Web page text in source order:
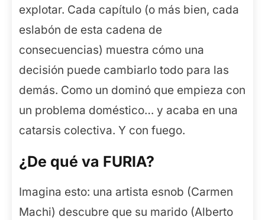
explotar. Cada capítulo (o más bien, cada
eslabón de esta cadena de
consecuencias) muestra cómo una
decisión puede cambiarlo todo para las
demás. Como un dominó que empieza con
un problema doméstico… y acaba en una
catarsis colectiva. Y con fuego.
¿De qué va FURIA?
Imagina esto: una artista esnob (Carmen
Machi) descubre que su marido (Alberto